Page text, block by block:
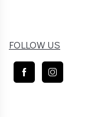
FOLLOW US